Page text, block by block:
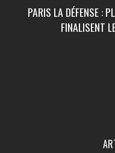
PARIS LA DÉFENSE :
FINALISENT